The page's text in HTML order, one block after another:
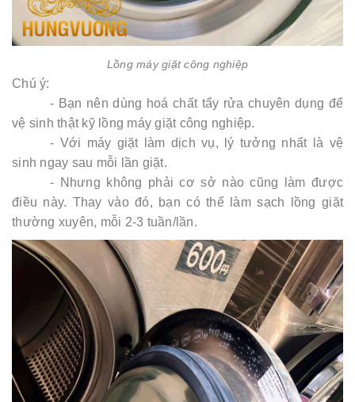
Lồng máy giặt công nghiệp
Chú ý:
- Bạn nên dùng hoá chất tẩy rửa chuyên dụng để
vệ sinh thật kỹ lồng máy giặt công nghiệp.
- Với máy giặt làm dịch vụ, lý tưởng nhất là vệ
sinh ngay sau mỗi lần giặt.
- Nhưng không phải cơ sở nào cũng làm được
điều này. Thay vào đó, bạn có thể làm sạch lồng giặt
thường xuyên, mỗi 2-3 tuần/lần.